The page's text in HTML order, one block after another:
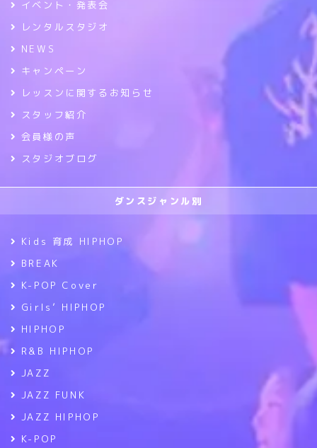
イベント・発表会
レンタルスタジオ
NEWS
キャンペーン
レッスンに関するお知らせ
スタッフ紹介
会員様の声
スタジオブログ
ダンスジャンル別
Kids 育成 HIPHOP
BREAK
K-POP Cover
Girls’ HIPHOP
HIPHOP
R&B HIPHOP
JAZZ
JAZZ FUNK
JAZZ HIPHOP
K-POP